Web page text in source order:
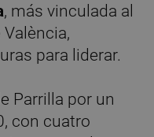
, más vinculada al
para liderar.
Parrilla por un
con cuatro